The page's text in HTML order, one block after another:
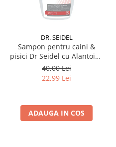
DR. SEIDEL
Sampon pentru caini &
pisici Dr Seidel cu Alantoina
220 ml
40,00 Lei
22,99 Lei
ADAUGA IN COS